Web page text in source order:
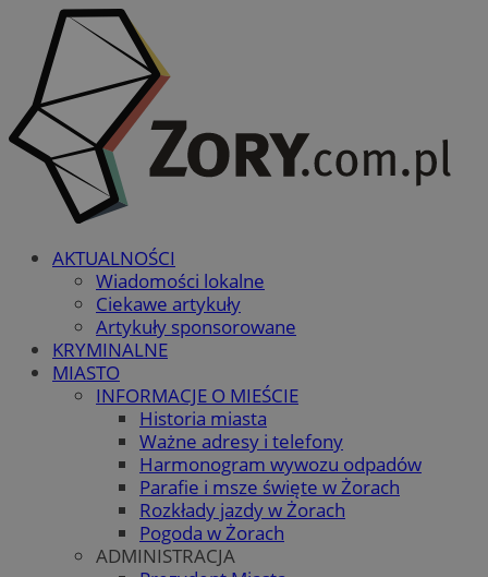
AKTUALNOŚCI
Wiadomości lokalne
Ciekawe artykuły
Artykuły sponsorowane
KRYMINALNE
MIASTO
INFORMACJE O MIEŚCIE
Historia miasta
Ważne adresy i telefony
Harmonogram wywozu odpadów
Parafie i msze święte w Żorach
Rozkłady jazdy w Żorach
Pogoda w Żorach
ADMINISTRACJA